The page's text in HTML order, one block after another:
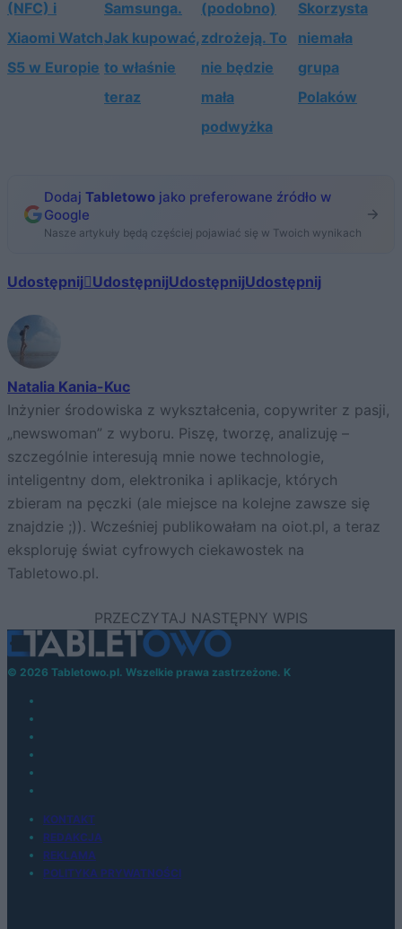
(NFC) i
Xiaomi Watch
S5 w Europie
Samsunga.
Jak kupować,
to właśnie
teraz
(podobno)
zdrożeją. To
nie będzie
mała
podwyżka
Skorzysta
niemała
grupa
Polaków
Dodaj Tabletowo jako preferowane źródło w
Google
Nasze artykuły będą częściej pojawiać się w Twoich wynikach
Udostępnij UdostępnijUdostępnijUdostępnij
Natalia Kania-Kuc
Inżynier środowiska z wykształcenia, copywriter z pasji,
„newswoman” z wyboru. Piszę, tworzę, analizuję –
szczególnie interesują mnie nowe technologie,
inteligentny dom, elektronika i aplikacje, których
zbieram na pęczki (ale miejsce na kolejne zawsze się
znajdzie ;)). Wcześniej publikowałam na oiot.pl, a teraz
eksploruję świat cyfrowych ciekawostek na
Tabletowo.pl.
© 2026 Tabletowo.pl. Wszelkie prawa zastrzeżone. K
KONTAKT
REDAKCJA
REKLAMA
POLITYKA PRYWATNOŚCI